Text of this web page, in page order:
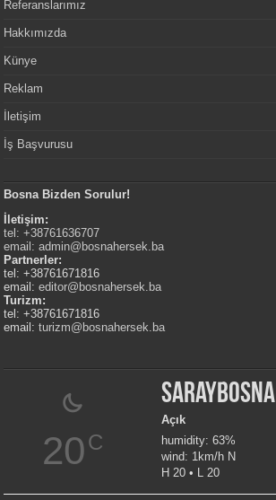
Referanslarımız
Hakkımızda
Künye
Reklam
İletişim
İş Başvurusu
Bosna Bizden Sorulur!
İletişim:
tel: +38761636707
email:admin@bosnahersek.ba
Partnerler:
tel: +38761671816
email:editor@bosnahersek.ba
Turizm:
tel: +38761671816
email:turizm@bosnahersek.ba
20C
Saraybosna
Açık
humidity: 63%
wind: 1km/h N
H 20 • L 20